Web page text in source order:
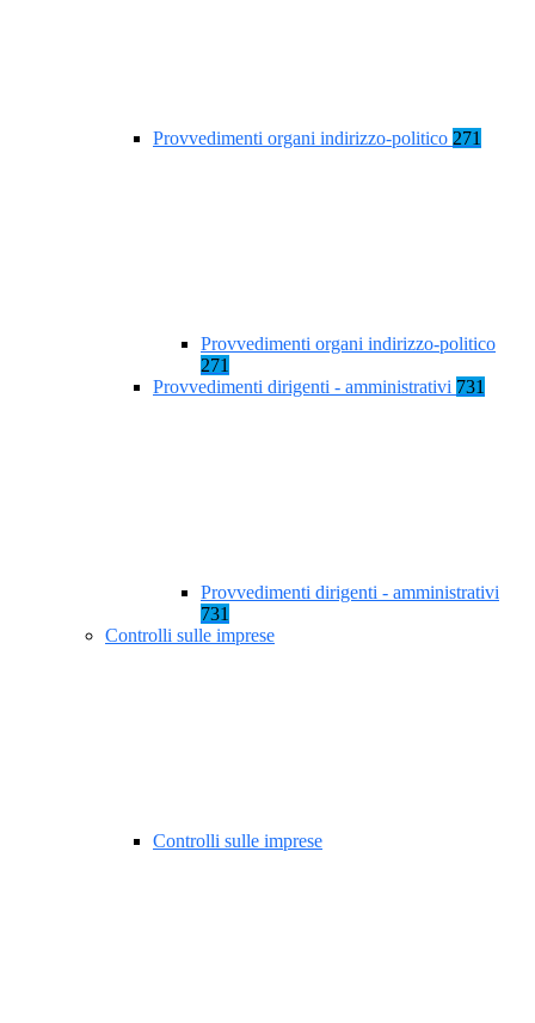
Provvedimenti organi indirizzo-politico 271
Provvedimenti organi indirizzo-politico
271
Provvedimenti dirigenti - amministrativi 731
Provvedimenti dirigenti - amministrativi
731
Controlli sulle imprese
Controlli sulle imprese